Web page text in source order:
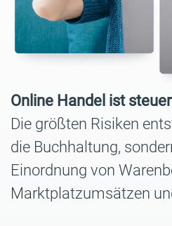
Online Handel ist
Die größten Risiken
die Buchhaltung,
Einordnung von
Marktplatzumsätzen